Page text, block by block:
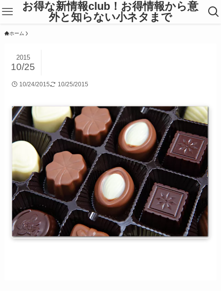
お得な新情報club！お得情報から意
外と知らない小ネタまで
ホーム
2015
10/25
10/24/2015 10/25/2015